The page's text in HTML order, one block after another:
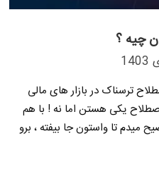
چیه ؟
ترسناک در بازار های مالی
یکی هستن اما نه ! با هم
میدم تا واستون جا بیفته ، برو